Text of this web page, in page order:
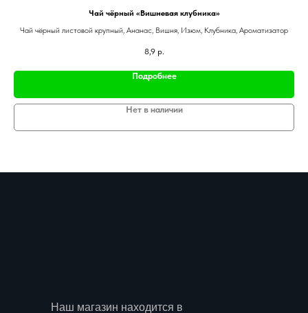
Чай чёрный «Вишневая клубника»
Чай чёрный листовой крупный, Ананас, Вишня, Изюм, Клубника, Ароматизатор
8,9 р.
Подробнее
Нет в наличии
Наш магазин находится в